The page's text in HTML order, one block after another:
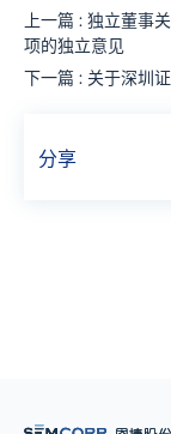
上一篇 : 独立董事
项的独立意见
下一篇 : 关于深圳
分享